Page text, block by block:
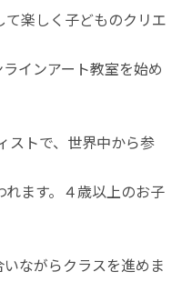
て楽しく子どものクリエ
インアート教室を始め
ストで、世界中から参
ます。４歳以上のお子
ながらクラスを進めま